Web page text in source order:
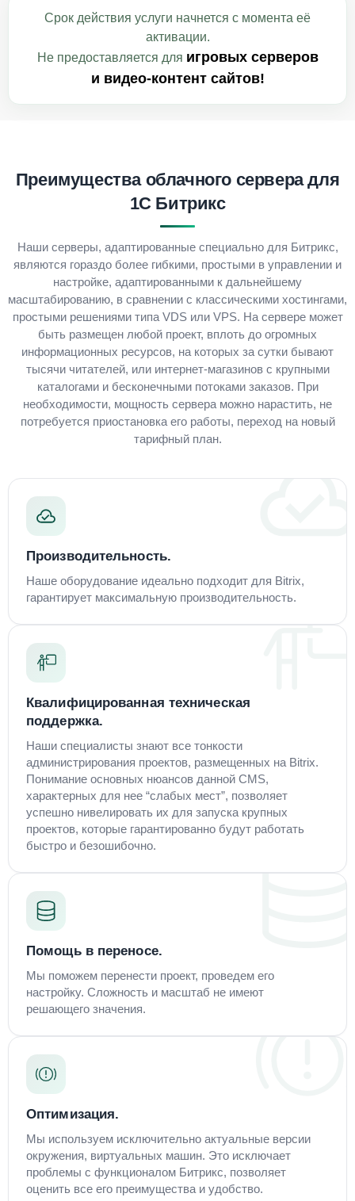
Срок действия услуги начнется с момента её
активации.
Не предоставляется для игровых серверов
и видео-контент сайтов!
Преимущества облачного сервера для
1С Битрикс
Наши серверы, адаптированные специально для Битрикс,
являются гораздо более гибкими, простыми в управлении и
настройке, адаптированными к дальнейшему
масштабированию, в сравнении с классическими хостингами,
простыми решениями типа VDS или VPS. На сервере может
быть размещен любой проект, вплоть до огромных
информационных ресурсов, на которых за сутки бывают
тысячи читателей, или интернет-магазинов с крупными
каталогами и бесконечными потоками заказов. При
необходимости, мощность сервера можно нарастить, не
потребуется приостановка его работы, переход на новый
тарифный план.
Производительность.
Наше оборудование идеально подходит для Bitrix,
гарантирует максимальную производительность.
Квалифицированная техническая
поддержка.
Наши специалисты знают все тонкости
администрирования проектов, размещенных на Bitrix.
Понимание основных нюансов данной CMS,
характерных для нее “слабых мест”, позволяет
успешно нивелировать их для запуска крупных
проектов, которые гарантированно будут работать
быстро и безошибочно.
Помощь в переносе.
Мы поможем перенести проект, проведем его
настройку. Сложность и масштаб не имеют
решающего значения.
Оптимизация.
Мы используем исключительно актуальные версии
окружения, виртуальных машин. Это исключает
проблемы с функционалом Битрикс, позволяет
оценить все его преимущества и удобство.